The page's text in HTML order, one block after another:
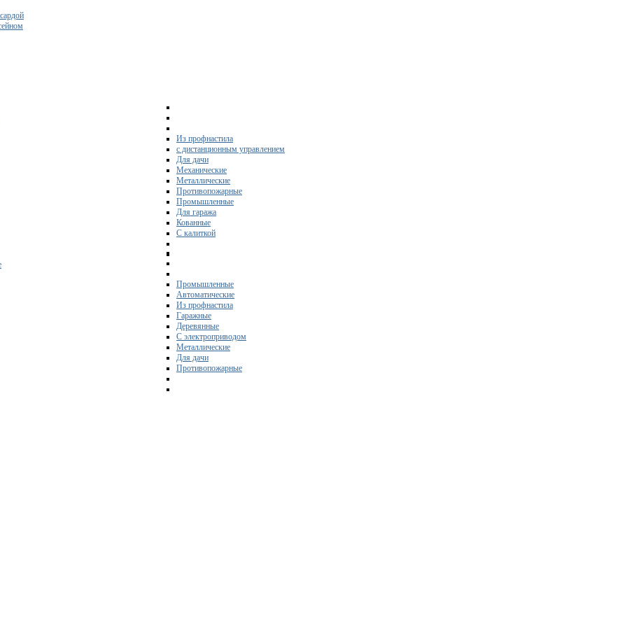
Из профнастила
с дистанционным управлением
Для дачи
Механические
Металлические
Противопожарные
Промышленные
Для гаража
Кованные
С калиткой
Промышленные
Автоматические
Из профнастила
Гаражные
Деревянные
С электроприводом
Металлические
Для дачи
Противопожарные